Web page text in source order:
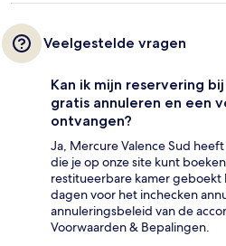
Veelgestelde vragen
Kan ik mijn reservering
gratis annuleren en een
ontvangen?
Ja, Mercure Valence Sud
die je op onze site kunt
restitueerbare kamer
dagen voor het inchecken
annuleringsbeleid van de
Voorwaarden & Bepalingen.